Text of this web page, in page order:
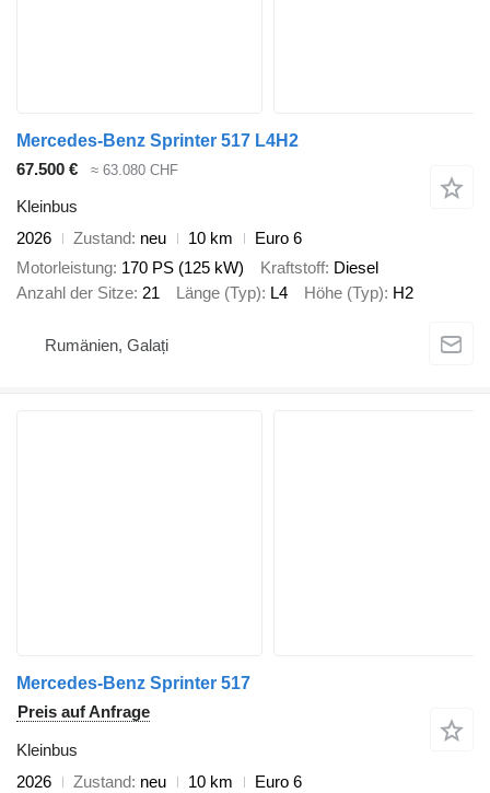
Mercedes-Benz Sprinter 517 L4H2
67.500 €
≈ 63.080 CHF
Kleinbus
2026
Zustand neu 10 km
Euro 6
Motorleistung 170 PS (125 kW) Kraftstoff Diesel
Anzahl der Sitze 21 Länge (Typ) L4 Höhe (Typ) H2
Rumänien, Galați
Mercedes-Benz Sprinter 517
Preis auf Anfrage
Kleinbus
2026
Zustand neu 10 km Euro 6